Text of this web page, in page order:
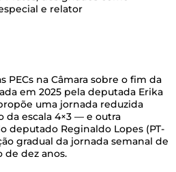
e relator
PECs na Câmara sobre o fim da
em 2025 pela deputada Erika
uma jornada reduzida
da escala 4×3 — e outra
deputado Reginaldo Lopes (PT-
gradual da jornada semanal de
de dez anos.